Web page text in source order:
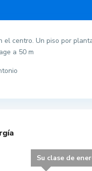
el centro. Un piso por
a 50 m
Su clase de